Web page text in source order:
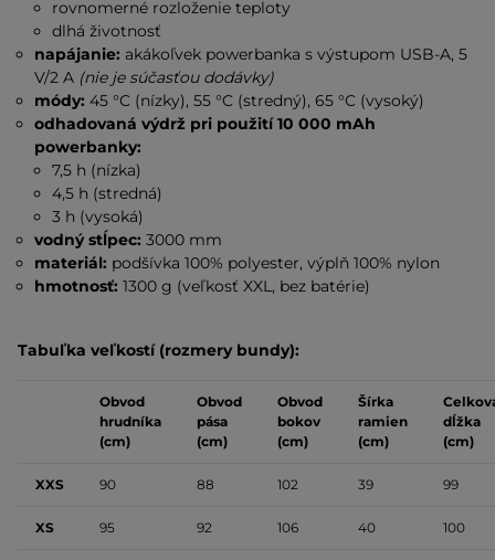
rovnomerné rozloženie teploty
dlhá životnosť
napájanie: akákoľvek powerbanka s výstupom USB-A, 5
V/2 A (nie je súčasťou dodávky)
módy:45 °C (nízky), 55 °C (stredný), 65 °C (vysoký)
odhadovaná výdrž pri použití 10 000 mAh
powerbanky:
7,5 h (nízka)
4,5 h (stredná)
3 h (vysoká)
vodný stĺpec: 3000 mm
materiál: podšívka 100% polyester, výplň 100% nylon
hmotnosť:1300 g (veľkosť XXL, bez batérie)
Tabuľka veľkostí (rozmery bundy):
Obvod
hrudníka
(cm)
Obvod
pása
(cm)
Obvod
bokov
(cm)
Šírka
ramien
(cm)
dĺžka
(cm)
XXS 90 88 102 39 99
XS 95 92 106 40 100